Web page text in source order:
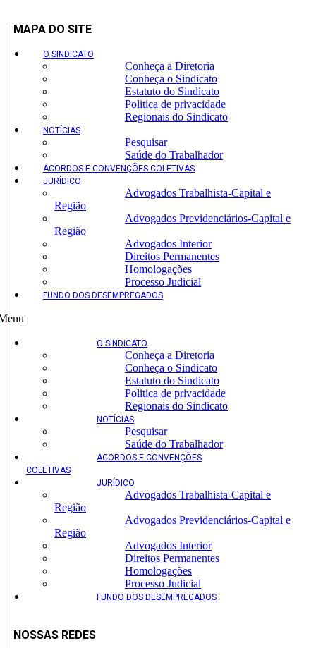
MAPA DO SITE
O SINDICATO
Conheça a Diretoria
Conheça o Sindicato
Estatuto do Sindicato
Politica de privacidade
Regionais do Sindicato
NOTÍCIAS
Pesquisar
Saúde do Trabalhador
ACORDOS E CONVENÇÕES COLETIVAS
JURÍDICO
Advogados Trabalhista-Capital e
Região
Advogados Previdenciários-Capital e
Região
Advogados Interior
Direitos Permanentes
Homologações
Processo Judicial
FUNDO DOS DESEMPREGADOS
O SINDICATO
Conheça a Diretoria
Conheça o Sindicato
Estatuto do Sindicato
Politica de privacidade
Regionais do Sindicato
NOTÍCIAS
Pesquisar
Saúde do Trabalhador
ACORDOS E CONVENÇÕES
COLETIVAS
JURÍDICO
Advogados Trabalhista-Capital e
Região
Advogados Previdenciários-Capital e
Região
Advogados Interior
Direitos Permanentes
Homologações
Processo Judicial
FUNDO DOS DESEMPREGADOS
NOSSAS REDES